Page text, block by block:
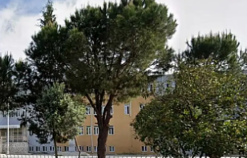
Bayburt
Karaman
Kırıkkale
Batman
Şırnak